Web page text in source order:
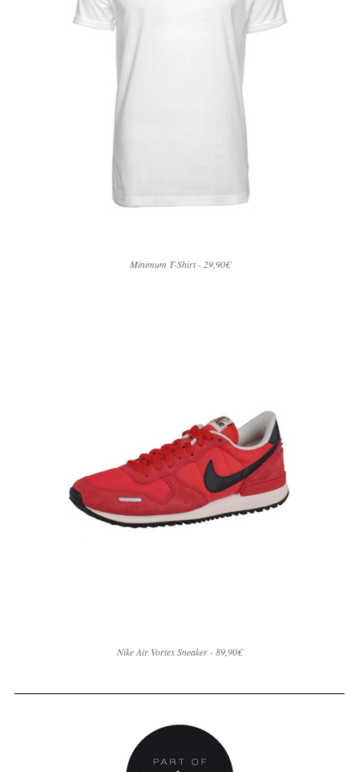
Minimum T-Shirt - 29,90€
Nike Air Vortex Sneaker - 89,90€